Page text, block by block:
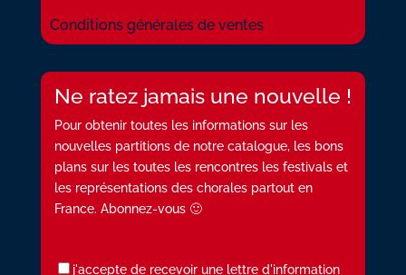
Conditions générales de ventes
Ne ratez jamais une nouvelle !
Pour obtenir toutes les informations sur les
nouvelles partitions de notre catalogue, les bons
plans sur les toutes les rencontres les festivals et
les représentations des chorales partout en
France. Abonnez-vous 🙂
j'accepte de recevoir une lettre d'information